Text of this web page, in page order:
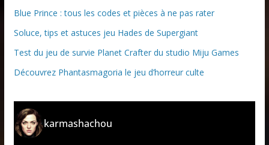
Blue Prince : tous les codes et pièces à ne pas rater
Soluce, tips et astuces jeu Hades de Supergiant
Test du jeu de survie Planet Crafter du studio Miju Games
Découvrez Phantasmagoria le jeu d’horreur culte
karmashachou